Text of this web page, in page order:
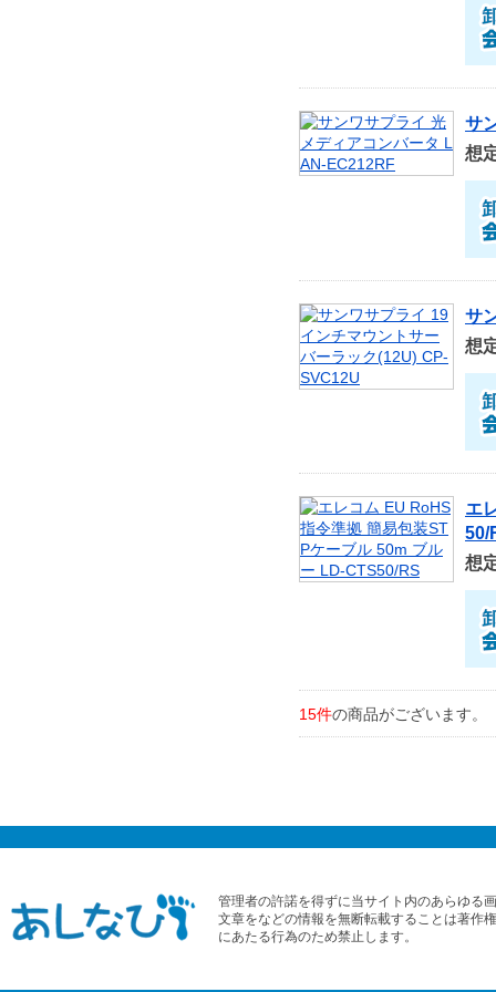
サ
想
サ
想
エ
50/
想
15件の商品がございます。
管理者の許諾を得ずに当サイト内のあらゆる
文章をなどの情報を無断転載することは著作
にあたる行為のため禁止します。